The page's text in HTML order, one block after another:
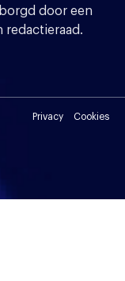
door een
redactieraad.
Privacy Cookies